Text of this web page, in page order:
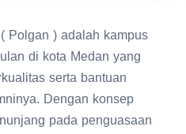
Polgan ) adalah kampus
di kota Medan yang
serta bantuan
Dengan konsep
pada penguasaan